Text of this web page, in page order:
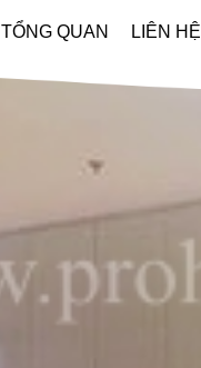
TỔNG QUAN LIÊN HỆ